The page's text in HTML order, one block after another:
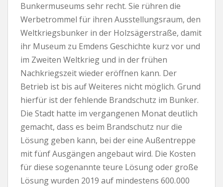
Bunkermuseums sehr recht. Sie rühren die
Werbetrommel für ihren Ausstellungsraum, den
Weltkriegsbunker in der Holzsägerstraße, damit
ihr Museum zu Emdens Geschichte kurz vor und
im Zweiten Weltkrieg und in der frühen
Nachkriegszeit wieder eröffnen kann. Der
Betrieb ist bis auf Weiteres nicht möglich. Grund
hierfür ist der fehlende Brandschutz im Bunker.
Die Stadt hatte im vergangenen Monat deutlich
gemacht, dass es beim Brandschutz nur die
Lösung geben kann, bei der eine Außentreppe
mit fünf Ausgängen angebaut wird. Die Kosten
für diese sogenannte teure Lösung oder große
Lösung wurden 2019 auf mindestens 600. 000